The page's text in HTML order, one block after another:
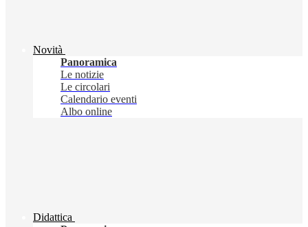
Novità
Panoramica
Le notizie
Le circolari
Calendario eventi
Albo online
Didattica